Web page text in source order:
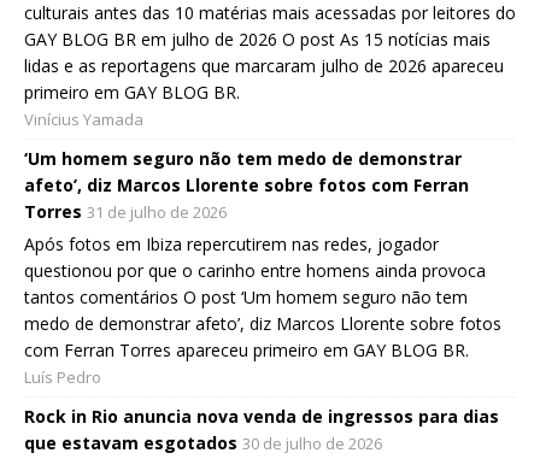
culturais antes das 10 matérias mais acessadas por leitores do
GAY BLOG BR em julho de 2026 O post As 15 notícias mais
lidas e as reportagens que marcaram julho de 2026 apareceu
primeiro em GAY BLOG BR.
Vinícius Yamada
‘Um homem seguro não tem medo de demonstrar
afeto’, diz Marcos Llorente sobre fotos com Ferran
Torres 31 de julho de 2026
Após fotos em Ibiza repercutirem nas redes, jogador
questionou por que o carinho entre homens ainda provoca
tantos comentários O post ‘Um homem seguro não tem
medo de demonstrar afeto’, diz Marcos Llorente sobre fotos
com Ferran Torres apareceu primeiro em GAY BLOG BR.
Luís Pedro
Rock in Rio anuncia nova venda de ingressos para dias
que estavam esgotados 30 de julho de 2026